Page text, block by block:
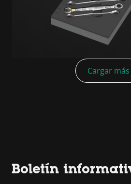
Cargar más
Boletín